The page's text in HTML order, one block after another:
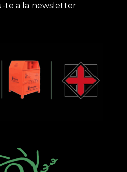
te a la newsletter